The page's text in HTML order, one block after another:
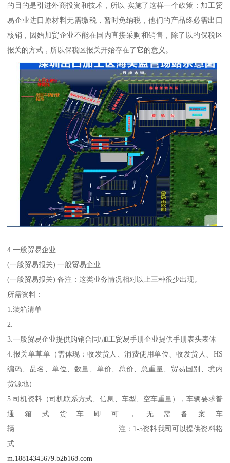
的目的是引进外商投资和技术，所以 实施了这样一个政策：加工贸
易企业进口原材料无需缴税，暂时免纳税，他们的产品终必需出口
核销，因始加贸企业不能在国内直接采购和销售，除了以的保税区
报关的方式，所以保税区报关开始存在了它的意义。
4 一般贸易企业
(一般贸易报关) 一般贸易企业
(一般贸易报关) 备注：这类业务情况相对以上三种很少出现。
所需资料：
1.装箱清单
2.
3.一般贸易企业提供购销合同/加工贸易手册企业提供手册表头表体
4.报关单草单（需体现：收发货人、消费使用单位、收发货人、HS
编码、品名、单位、数量、单价、总价、总重量、贸易国别、境内
货源地）
5.司机资料（司机联系方式、信息、车型、空车重量），车辆要求普
通箱式货车即可，无需备案车
辆 注：1-5资料我司可以提供资料格
式
m.18814345679.b2b168.com